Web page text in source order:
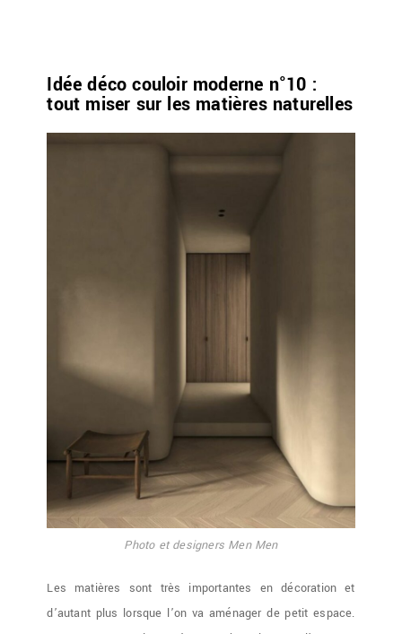
Idée déco couloir moderne n°10 :
tout miser sur les matières naturelles
Photo et designers Men Men
Les matières sont très importantes en décoration et
d’autant plus lorsque l’on va aménager de petit espace.